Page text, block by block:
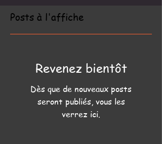
Posts à l'affiche
Revenez bientôt
Dès que de nouveaux posts
seront publiés, vous les
verrez ici.